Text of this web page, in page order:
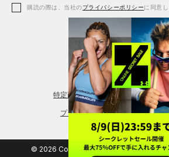
アクセサリー
レギンス＆タイツ
シューズ
購読の際は、当社のプライバシーポリシーに同意し
特定商取引法に基づく通販の表記
プライバシーポリシー
© 2026 Copyright DOME Corporation.